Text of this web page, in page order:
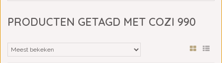
PRODUCTEN GETAGD MET COZI 990